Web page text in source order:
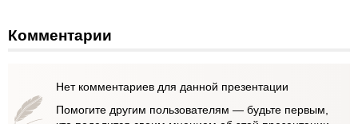
Комментарии
Нет комментариев для данной презентации
Помогите другим пользователям — будьте первым,